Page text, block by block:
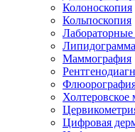
Колоноскопия
Кольпоскопия
Липидограмма
Маммография
Цифровая